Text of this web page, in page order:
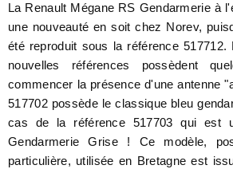
La Renault Mégane RS Gendarmerie à
une nouveauté en soit chez Norev,
été reproduit sous la référence 517712.
nouvelles références possèdent
commencer la présence d'une antenne
517702 possède le classique bleu
cas de la référence 517703 qui est
Gendarmerie Grise ! Ce modèle,
particulière, utilisée en Bretagne est